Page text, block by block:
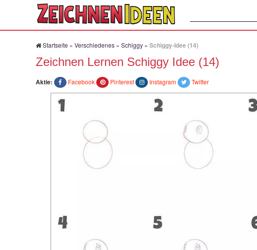
Startseite » Verschiedenes » Schiggy » Schiggy-Idee (14)
Zeichnen Lernen Schiggy Idee (14)
Aktie: Facebook Pinterest Instagram Twitter